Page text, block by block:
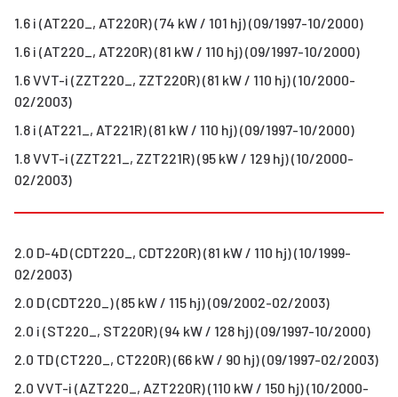
1.6 i (AT220_, AT220R) (74 kW / 101 hj) (09/1997-10/2000)
1.6 i (AT220_, AT220R) (81 kW / 110 hj) (09/1997-10/2000)
1.6 VVT-i (ZZT220_, ZZT220R) (81 kW / 110 hj) (10/2000-
02/2003)
1.8 i (AT221_, AT221R) (81 kW / 110 hj) (09/1997-10/2000)
1.8 VVT-i (ZZT221_, ZZT221R) (95 kW / 129 hj) (10/2000-
02/2003)
2.0 D-4D (CDT220_, CDT220R) (81 kW / 110 hj) (10/1999-
02/2003)
2.0 D (CDT220_) (85 kW / 115 hj) (09/2002-02/2003)
2.0 i (ST220_, ST220R) (94 kW / 128 hj) (09/1997-10/2000)
2.0 TD (CT220_, CT220R) (66 kW / 90 hj) (09/1997-02/2003)
2.0 VVT-i (AZT220_, AZT220R) (110 kW / 150 hj) (10/2000-